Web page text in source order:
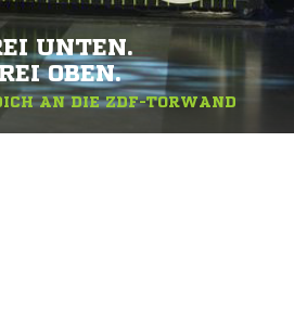
UNTEN.
OBEN.
AN DIE ZDF-TORWAND